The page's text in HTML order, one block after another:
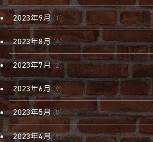
2023年9月 (1)
2023年8月(4)
2023年7月(2)
2023年6月 (9)
2023年5月(8)
2023年4月 (9)